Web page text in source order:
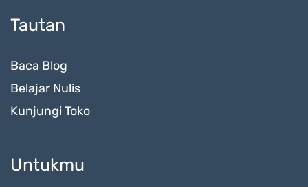
Tautan
Baca Blog
Belajar Nulis
Kunjungi Toko
Untukmu